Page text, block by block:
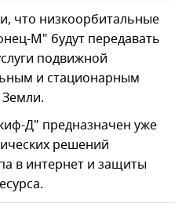
что низкоорбитальные
М" будут передавать
подвижной
и стационарным
Д" предназначен уже
решений
в интернет и защиты